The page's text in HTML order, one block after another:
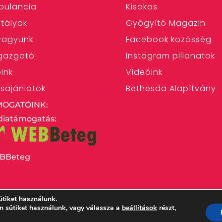
Kisokos
Gyógyító Magazin
Facebook közösség
Instagram pillanatok
Videóink
Bethesda Alapítvány
Bethesda Gyermekkórháza – 1146
használunk.
sütiket használunk, vagy válassza a beállítások részt,